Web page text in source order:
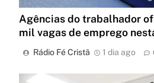
Agências do trabalhador
mil vagas de emprego
Rádio Fé Cristã 1 dia ago